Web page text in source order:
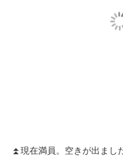
⏫現在満員。空きが出まし